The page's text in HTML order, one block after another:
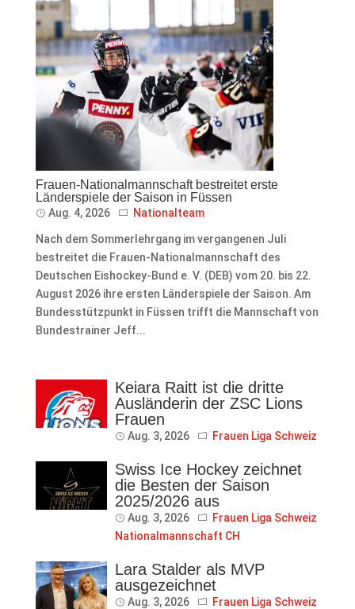
Frauen-Nationalmannschaft bestreitet erste
Länderspiele der Saison in Füssen
Aug. 4, 2026 Nationalteam
Nach dem Sommerlehrgang im vergangenen Juli
bestreitet die Frauen-Nationalmannschaft des
Deutschen Eishockey-Bund e. V. (DEB) vom 20. bis 22.
August 2026 ihre ersten Länderspiele der Saison. Am
Bundesstützpunkt in Füssen trifft die Mannschaft von
Bundestrainer Jeff...
Keiara Raitt ist die dritte
Ausländerin der ZSC Lions
Frauen
Aug. 3, 2026 Frauen Liga Schweiz
Swiss Ice Hockey zeichnet
die Besten der Saison
2025/2026 aus
Aug. 3, 2026
Frauen Liga Schweiz
Nationalmannschaft CH
Lara Stalder als MVP
ausgezeichnet
Aug. 3, 2026 Frauen Liga Schweiz